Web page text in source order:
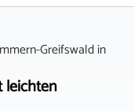
Greifswaldin
leichten